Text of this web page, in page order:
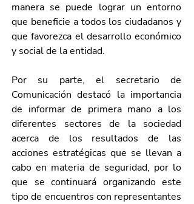
manera se puede lograr un entorno
que beneficie a todos los ciudadanos y
que favorezca el desarrollo económico
y social de la entidad.
Por su parte, el secretario de
Comunicación destacó la importancia
de informar de primera mano a los
diferentes sectores de la sociedad
acerca de los resultados de las
acciones estratégicas que se llevan a
cabo en materia de seguridad, por lo
que se continuará organizando este
tipo de encuentros con representantes